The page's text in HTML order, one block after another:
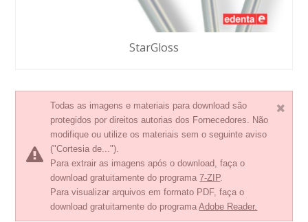
StarGloss
Todas as imagens e materiais para download são
protegidos por direitos autorias dos Fornecedores. Não
modifique ou utilize os materiais sem o seguinte aviso
("Cortesia de...").
Para extrair as imagens após o download, faça o
download gratuitamente do programa7-ZIP.
Para visualizar arquivos em formato PDF, faça o
download gratuitamente do programaAdobe Reader.